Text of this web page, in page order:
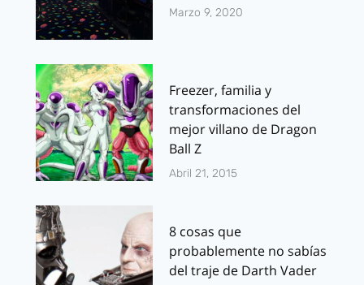
Marzo 9, 2020
Freezer, familia y
transformaciones del
mejor villano de Dragon
Ball Z
Abril 21, 2015
8 cosas que
probablemente no sabías
del traje de Darth Vader